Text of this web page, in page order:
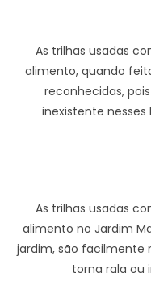
As trilhas usadas
alimento, quando
reconhecidas,
inexistente nesses
As trilhas usadas
alimento no Jardim
jardim, são facilmente
torna rala ou